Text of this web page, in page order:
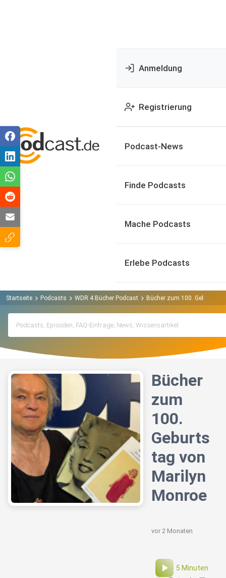
Anmeldung
Registrierung
Podcast-News
Finde Podcasts
Mache Podcasts
Erlebe Podcasts
Startseite Podcasts WDR 4 Bücher Podcast Bücher zum 100.
Bücher
zum
100.
Geburts
tag von
Marilyn
Monroe
vor 2 Monaten
5 Minuten